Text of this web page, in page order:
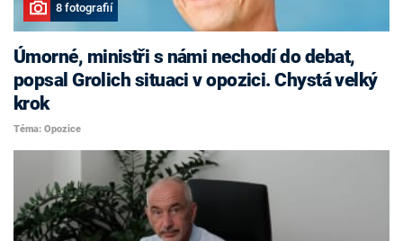
8 fotografií
Úmorné, ministři s námi nechodí do debat,
popsal Grolich situaci v opozici. Chystá velký
krok
Téma: Opozice